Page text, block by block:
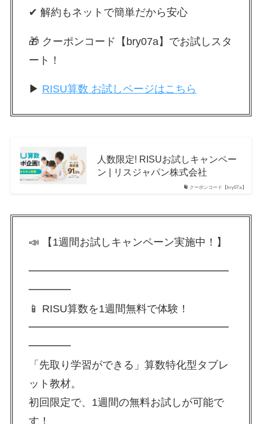
✔ 解約もネットで簡単だから安心
🎁 クーポンコード【bry07a】でお試しスタ
ート！
▶ RISU算数 お試しページはこちら
クーポンコード【bry07a】
人数限定! RISUお試しキャンペー
ン | リスジャパン株式会社
📣 【1週間お試しキャンペーン実施中！】
━━━━━━━━━━━━━━━━━━━
━━━━
📱 RISU算数を1週間無料で体験！
━━━━━━━━━━━━━━━━━━━
━━━━
「先取り学習ができる」算数特化型タブレ
ット教材。
初回限定で、1週間の無料お試しが可能で
す！